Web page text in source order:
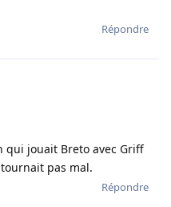
Répondre
qui jouait Breto avec Griff
pas mal.
Répondre